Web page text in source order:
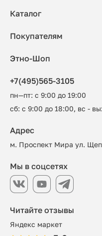
Каталог
Покупателям
Этно-Шоп
+7(495)565-3105
пн—пт: с 9:00 до 19:00
сб: с 9:00 до 18:00, вс -
Читайте отзывы
Яндекс маркет
Адрес
м. Проспект Мира ул.
Мы в соцсетях